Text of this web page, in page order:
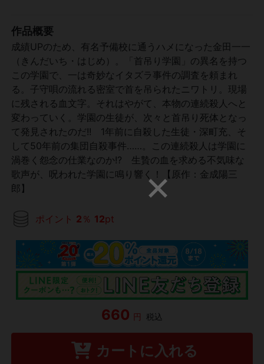
作品概要
成績UPのため、有名予備校に通うハメになった金田一一
（きんだいち・はじめ）。「首吊り学園」の異名を持つ
この学園で、一は奇妙なイタズラ事件の調査を頼まれ
る。子守唄の流れる密室で首を吊られたニワトリ。現場
に残される血文字。それはやがて、本物の連続殺人へと
変わっていく。学園の生徒が、次々と首吊り死体となっ
て発見されたのだ!! 1年前に自殺した生徒・深町充、そ
して50年前の集団自殺事件……。この連続殺人は学園に
渦巻く怨念の仕業なのか!? 生贄の血を求める不気味な
歌声が、呪われた学園に鳴り響く！【原作：金成陽三
郎】
ポイント 2 ％ 12pt
660 円 税込
カートに入れる